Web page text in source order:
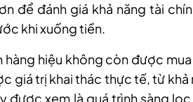
để đánh giá khả năng tài
khi xuống tiền.
hiệu không còn được
giá trị khai thác thực tế, từ khả
được xem là quá trình sàng